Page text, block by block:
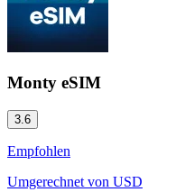
Monty eSIM
3.6
Empfohlen
Umgerechnet von USD